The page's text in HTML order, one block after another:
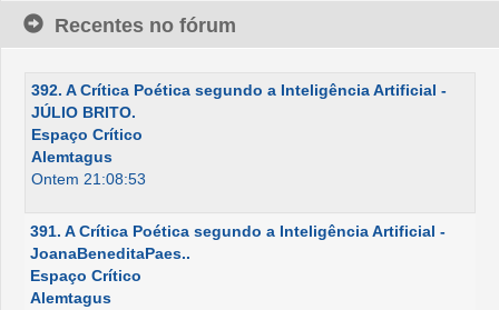
Recentes no fórum
392. A Crítica Poética segundo a Inteligência Artificial -
JÚLIO BRITO.
Espaço Crítico
Alemtagus
Ontem 21:08:53
391. A Crítica Poética segundo a Inteligência Artificial -
JoanaBeneditaPaes..
Espaço Crítico
Alemtagus